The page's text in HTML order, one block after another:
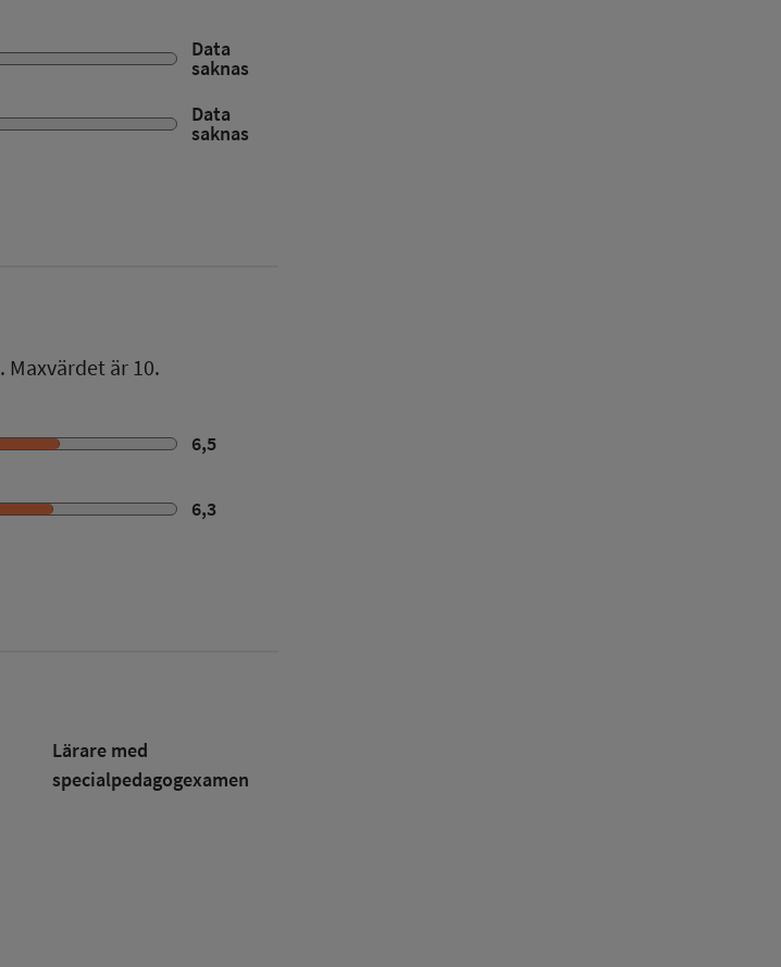
Data
saknas
Data
saknas
. Maxvärdet är 10.
6,5
6,3
Lärare med
specialpedagog­examen